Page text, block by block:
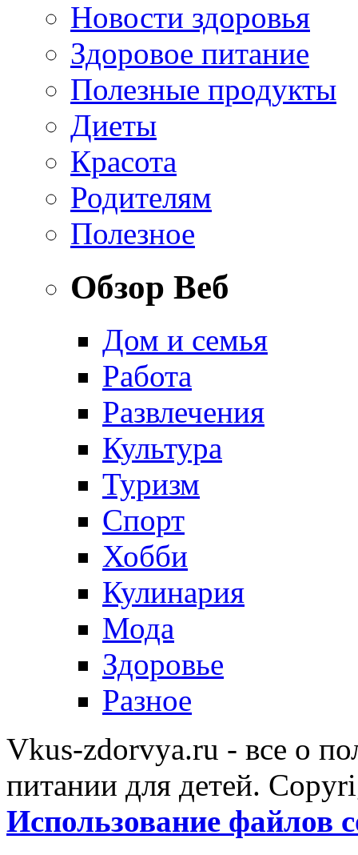
Новости здоровья
Здоровое питание
Полезные продукты
Диеты
Красота
Родителям
Полезное
Обзор Веб
Дом и семья
Работа
Развлечения
Культура
Туризм
Спорт
Хобби
Кулинария
Мода
Здоровье
Разное
Vkus-zdorvya.ru - все о
питании для детей.
Использование файлов